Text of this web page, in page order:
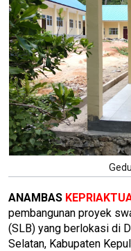
ANAMBAS
pembangunan proyek
(SLB) yang berlokasi di
Selatan, Kabupaten